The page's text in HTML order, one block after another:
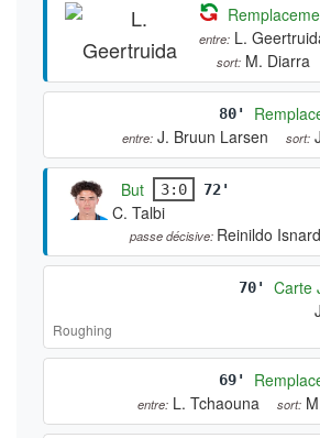
entre: L.
sort: M. Diarra
80'
entre: J. Bruun Larsen sort:
But 3:0 72'
C. Talbi
passe décisive: Reinildo
70'
Carte
Roughing
69'
entre: L. Tchaouna sort: